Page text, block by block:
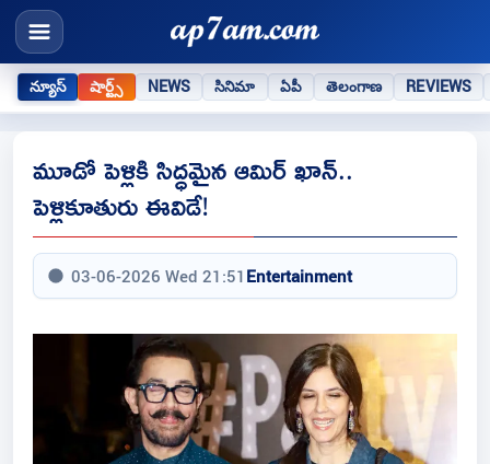
న్యూస్ షార్ట్స్ NEWS సినిమా ఏపీ తెలంగాణ REVIEWS
మూడో పెళ్లికి సిద్ధమైన ఆమిర్ ఖాన్..
పెళ్లికూతురు ఈవిడే!
03-06-2026 Wed 21:51 Entertainment